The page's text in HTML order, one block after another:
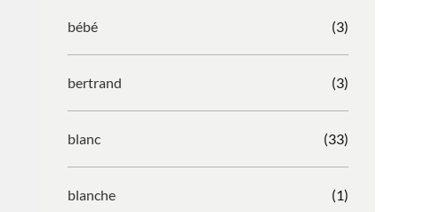
bébé (3)
bertrand (3)
blanc (33)
blanche (1)